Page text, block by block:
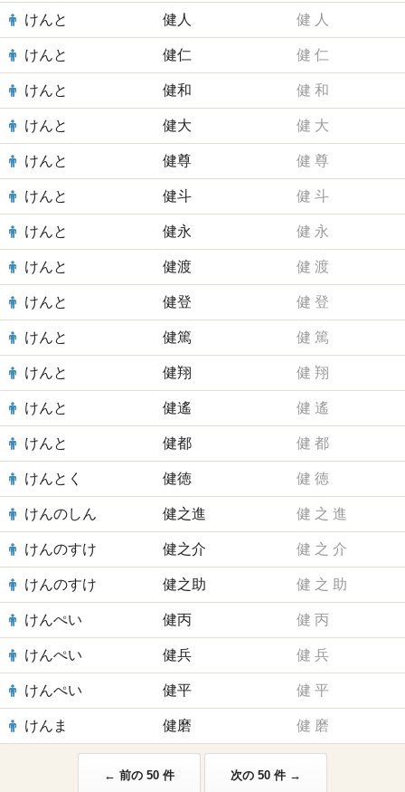
けんと 健人 健 人
けんと 健仁 健 仁
けんと 健和 健 和
けんと 健大 健 大
けんと 健尊 健 尊
けんと 健斗 健 斗
けんと 健永 健 永
けんと 健渡 健 渡
けんと 健登 健 登
けんと 健篤 健 篤
けんと 健翔 健 翔
けんと 健遙 健 遙
けんと 健都 健 都
けんとく 健徳 健 徳
けんのしん 健之進 健 之 進
けんのすけ 健之介 健 之 介
けんのすけ 健之助 健 之 助
けんぺい 健丙 健 丙
けんぺい 健兵 健 兵
けんぺい 健平 健 平
けんま 健磨 健 磨
← 前の 50 件 次の 50 件 →